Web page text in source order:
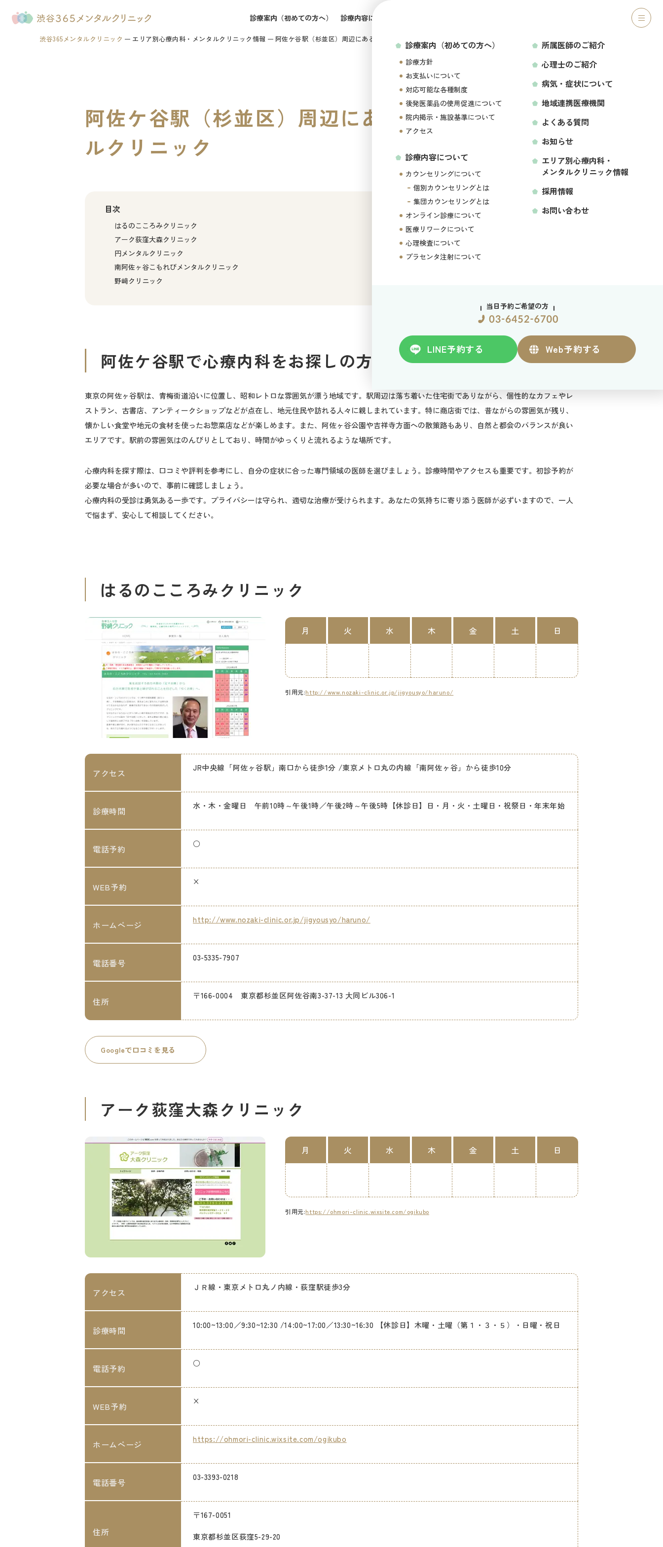
診療案内（初めての方へ） 診療内容について
診療案内（初めての方へ）
診療方針
お支払いについて
対応可能な各種制度
後発医薬品の使用促進について
院内掲示・施設基準について
アクセス
診療内容について
カウンセリングについて
個別カウンセリングとは
集団カウンセリングとは
オンライン診療について
医療リワークについて
心理検査について
プラセンタ注射について
所属医師のご紹介
心理士のご紹介
病気・症状について
地域連携医療機関
よくある質問
お知らせ
エリア別心療内科・
メンタルクリニック情報
採用情報
お問い合わせ
当日予約ご希望の方
LINE予約する Web予約する
渋谷365メンタルクリニック エリア別心療内科・メンタルクリニック情報 阿佐ケ谷駅（杉並区）周辺にある心療内科・メンタルクリニック
阿佐ケ谷駅（杉並区）周辺にある心療内科・メンタ
ルクリニック
目次
はるのこころみクリニック
アーク荻窪大森クリニック
円メンタルクリニック
南阿佐ヶ谷こもれびメンタルクリニック
野﨑クリニック
阿佐ケ谷駅で心療内科をお探しの方へ
東京の阿佐ヶ谷駅は、青梅街道沿いに位置し、昭和レトロな雰囲気が漂う地域です。駅周辺は落ち着いた住宅街でありながら、個性的なカフェやレ
ストラン、古書店、アンティークショップなどが点在し、地元住民や訪れる人々に親しまれています。特に商店街では、昔ながらの雰囲気が残り、
懐かしい食堂や地元の食材を使ったお惣菜店などが楽しめます。また、阿佐ヶ谷公園や吉祥寺方面への散策路もあり、自然と都会のバランスが良い
エリアです。駅前の雰囲気はのんびりとしており、時間がゆっくりと流れるような場所です。
心療内科を探す際は、口コミや評判を参考にし、自分の症状に合った専門領域の医師を選びましょう。診療時間やアクセスも重要です。初診予約が
必要な場合が多いので、事前に確認しましょう。
心療内科の受診は勇気ある一歩です。プライバシーは守られ、適切な治療が受けられます。あなたの気持ちに寄り添う医師が必ずいますので、一人
で悩まず、安心して相談してください。
はるのこころみクリニック
月 火 水 木 金 土 日
引用元:http://www.nozaki-clinic.or.jp/jigyousyo/haruno/
アクセス JR中央線「阿佐ヶ谷駅」南口から徒歩1分 /東京メトロ丸の内線「南阿佐ヶ谷」から徒歩10分
診療時間 水・木・金曜日 午前10時～午後1時／午後2時～午後5時【休診日】日・月・火・土曜日・祝祭日・年末年始
電話予約 ○
WEB予約 ×
ホームページ http://www.nozaki-clinic.or.jp/jigyousyo/haruno/
電話番号 03-5335-7907
住所 〒166-0004 東京都杉並区阿佐谷南3-37-13 大同ビル306-1
Googleで口コミを見る
アーク荻窪大森クリニック
月 火 水 木 金 土 日
引用元:https://ohmori-clinic.wixsite.com/ogikubo
アクセス ＪＲ線・東京メトロ丸ノ内線・荻窪駅徒歩3分
診療時間 10:00~13:00／9:30~12:30 /14:00~17:00／13:30~16:30 【休診日】木曜・土曜（第１・３・５）・日曜・祝日
電話予約 ○
WEB予約 ×
ホームページ https://ohmori-clinic.wixsite.com/ogikubo
電話番号 03-3393-0218
住所
〒167-0051
東京都杉並区荻窪5-29-20